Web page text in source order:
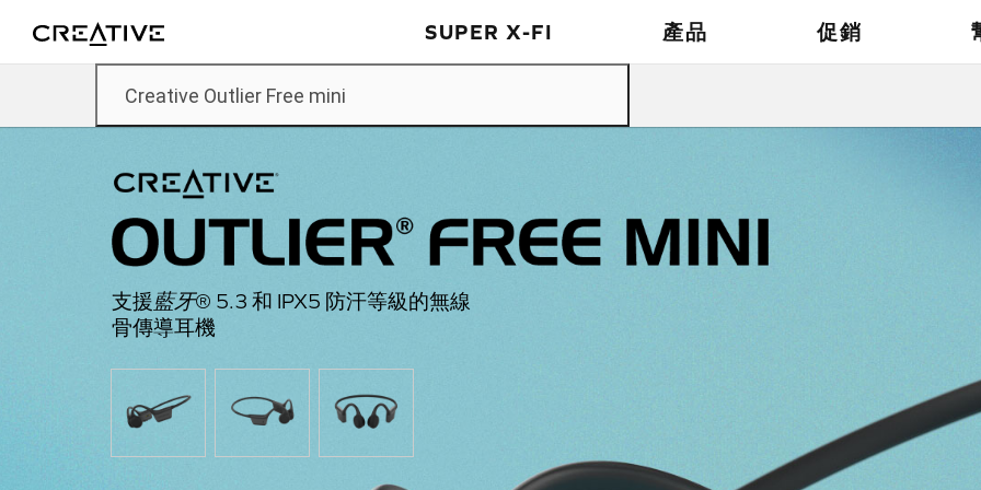
SUPER X-FI 產品 促銷
Creative Outlier Free mini
返回頂部
支援藍牙® 5.3 和 IPX5 防汗等級的無線
骨傳導耳機